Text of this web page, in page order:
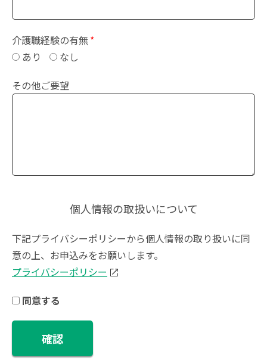
介護職経験の有無
あり
なし
その他ご要望
個人情報の取扱いについて
下記プライバシーポリシーから個人情報の取り扱いに同
意の上、お申込みをお願いします。
プライバシーポリシー
同意する